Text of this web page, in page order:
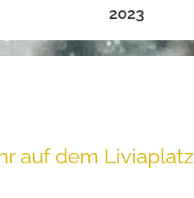
2023
auf dem Liviaplatz